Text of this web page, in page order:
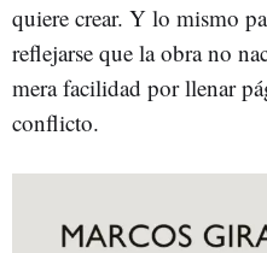
quiere crear. Y lo mismo
reflejarse que la obra no
mera facilidad por llenar
conflicto.